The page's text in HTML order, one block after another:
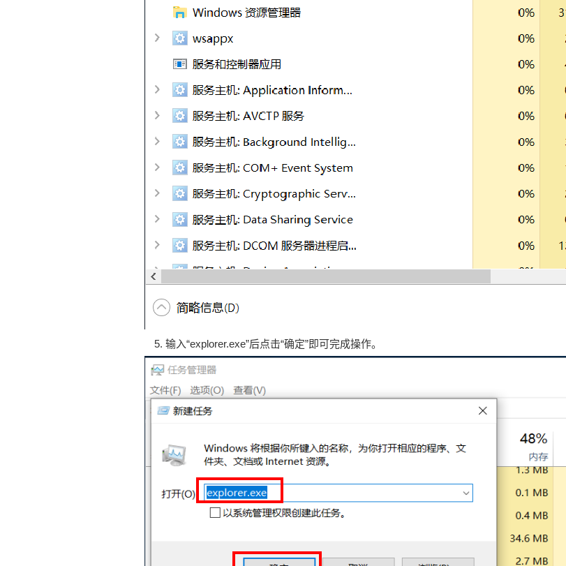
输入“explorer.exe”后点击“确定”即可完成操作。